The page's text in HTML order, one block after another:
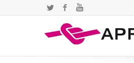
TwitterFacebook